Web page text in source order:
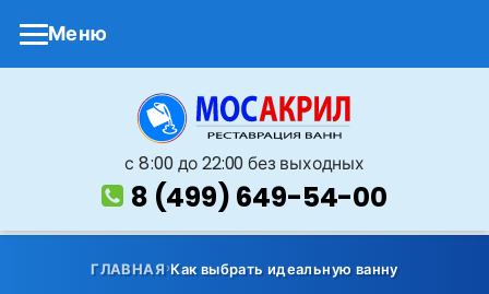
Меню
с 8 :00 до 22:00 без выходных
8 (499) 649-54-00
ГЛАВНАЯ Как выбрать идеальную ванну